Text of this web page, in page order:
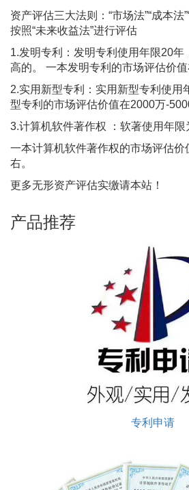
资产评估三大法则：“市场法”“成本法
按照“未来收益法”进行评估
1.发明专利：发明专利使用年限20年
高的。 一本发明专利的市场评估价值
2.实用新型专利：实用新型专利使用
型专利的市场评估价值在2000万-
3.计算机软件著作权 ：软著使用年限
一本计算机软件著作权的市场评估价
右。
更多无形资产评估实缴请本站！
产品推荐
专利申请